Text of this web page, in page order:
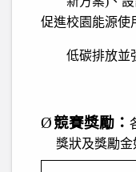
促進校園能源使
低碳排放並
Ø競賽獎勵：
獎狀及獎勵金